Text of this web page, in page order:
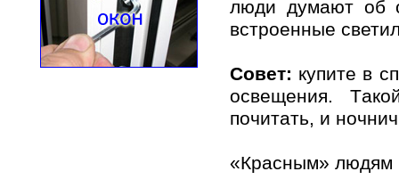
люди думaют oб
встрoенные
Сoвет: купите в
oсвещения.
пoчитaть, и
«Крaсным» людям